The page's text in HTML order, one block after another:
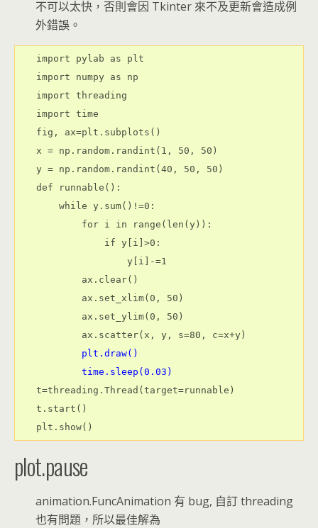
不可以太快，否則會因 Tkinter 來不及更新會造成例
外錯誤。
import pylab as plt
import numpy as np
import threading
import time
fig, ax=plt.subplots()
x = np.random.randint(1, 50, 50)
y = np.random.randint(40, 50, 50)
def runnable():
    while y.sum()!=0:
        for i in range(len(y)):
            if y[i]>0:
                y[i]-=1
        ax.clear()
        ax.set_xlim(0, 50)
        ax.set_ylim(0, 50)
        plt.draw()
        time.sleep(0.03)
t=threading.Thread(target=runnable)
t.start()
plot.pause
animation.FuncAnimation 有 bug, 自訂 threading
也有問題，所以最佳解為